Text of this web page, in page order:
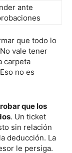
ante
que todo lo
vale tener
carpeta
no es
que los
. Un ticket
sin relación
deducción. La
le persiga.